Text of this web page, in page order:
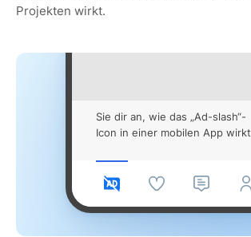
Projekten wirkt.
Sie dir an, wie das „Ad-slash“-
Icon in einer mobilen App wirkt